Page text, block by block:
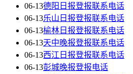
06-13德阳日报登报联系电话
06-13乐山日报登报联系电话
06-13榆林日报登报联系电话
06-13天中晚报登报联系电话
06-13西江日报登报联系电话
06-13彭城晚报登报电话